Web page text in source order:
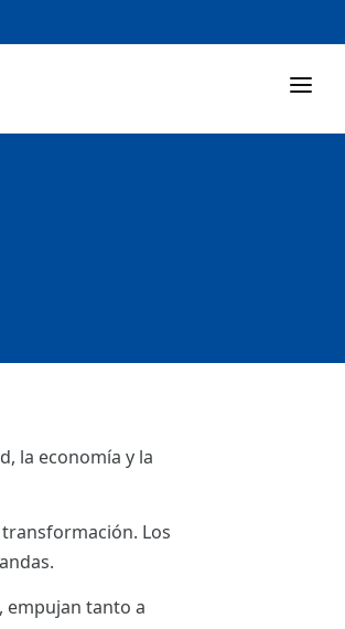
la economía y la
Los
empujan tanto a